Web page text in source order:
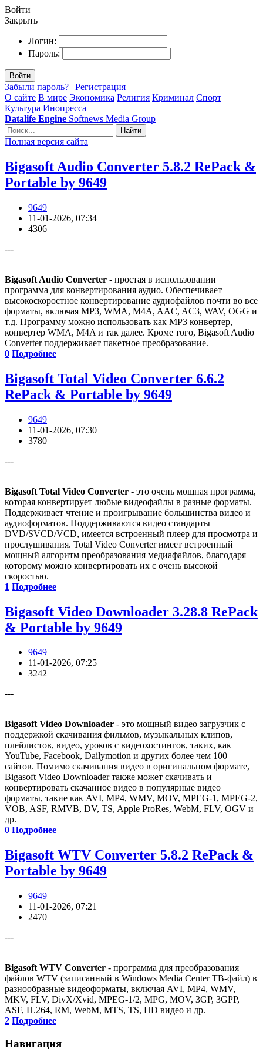
Войти
Закрыть
Логин:
Пароль:
Войти
Забыли пароль? | Регистрация
О сайте В мире Экономика Религия Криминал Спорт
Культура Инопресса
Datalife Engine Softnews Media Group
Найти
Полная версия сайта
Bigasoft Audio Converter 5.8.2 RePack &
Portable by 9649
9649
11-01-2026, 07:34
4306
---
Bigasoft Audio Converter - простая в использовании
программа для конвертирования аудио. Обеспечивает
высокоскоростное конвертирование аудиофайлов почти во все
форматы, включая MP3, WMA, M4A, AAC, AC3, WAV, OGG и
т.д. Программу можно использовать как MP3 конвертер,
конвертер WMA, M4A и так далее. Кроме того, Bigasoft Audio
Converter поддерживает пакетное преобразование.
0 Подробнее
Bigasoft Total Video Converter 6.6.2
RePack & Portable by 9649
9649
11-01-2026, 07:30
3780
---
Bigasoft Total Video Converter - это очень мощная программа,
которая конвертирует любые видеофайлы в разные форматы.
Поддерживает чтение и проигрывание большинства видео и
аудиоформатов. Поддерживаются видео стандарты
DVD/SVCD/VCD, имеется встроенный плеер для просмотра и
прослушивания. Total Video Converter имеет встроенный
мощный алгоритм преобразования медиафайлов, благодаря
которому можно конвертировать их с очень высокой
скоростью.
1 Подробнее
Bigasoft Video Downloader 3.28.8 RePack
& Portable by 9649
9649
11-01-2026, 07:25
3242
---
Bigasoft Video Downloader - это мощный видео загрузчик с
поддержкой скачивания фильмов, музыкальных клипов,
плейлистов, видео, уроков с видеохостингов, таких, как
YouTube, Facebook, Dailymotion и других более чем 100
сайтов. Помимо скачивания видео в оригинальном формате,
Bigasoft Video Downloader также может скачивать и
конвертировать скачанное видео в популярные видео
форматы, такие как AVI, MP4, WMV, MOV, MPEG-1, MPEG-2,
VOB, ASF, RMVB, DV, TS, Apple ProRes, WebM, FLV, OGV и
др.
0 Подробнее
Bigasoft WTV Converter 5.8.2 RePack &
Portable by 9649
9649
11-01-2026, 07:21
2470
---
Bigasoft WTV Converter - программа для преобразования
файлов WTV (записанный в Windows Media Center ТВ-файл) в
разнообразные видеоформаты, включая AVI, MP4, WMV,
MKV, FLV, DivX/Xvid, MPEG-1/2, MPG, MOV, 3GP, 3GPP,
ASF, H.264, RM, WebM, MTS, TS, HD видео и др.
2 Подробнее
Навигация